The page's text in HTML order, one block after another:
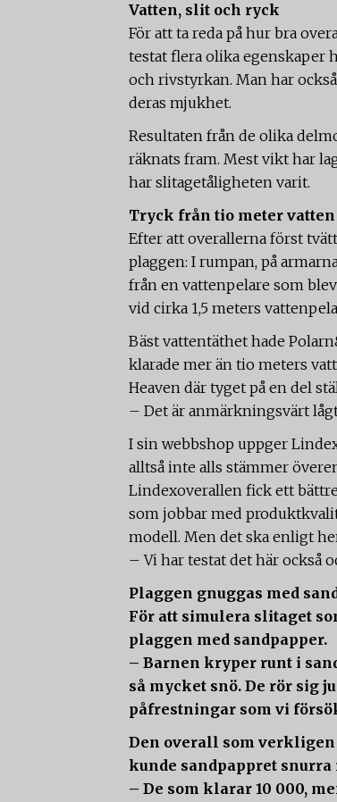
Vatten, slit och ryck
För att ta reda på hur bra
testat flera olika egenskaper
och rivstyrkan. Man har
deras mjukhet.
Resultaten från de olika
räknats fram. Mest vikt har
har slitagetåligheten varit.
Tryck från tio meter vatten
Efter att overallerna först
plaggen: I rumpan, på
från en vattenpelare som
vid cirka 1,5 meters
Bäst vattentäthet hade
klarade mer än tio meters
Heaven där tyget på en del
– Det är anmärkningsvärt
I sin webbshop uppger
alltså inte alls stämmer
Lindexoverallen fick ett
som jobbar med
modell. Men det ska enligt
– Vi har testat det här också
Plaggen gnuggas med
För att simulera slitaget
plaggen med sandpapper.
– Barnen kryper runt i
så mycket snö. De rör sig
påfrestningar som vi
Den overall som
kunde sandpappret
– De som klarar 10 000,